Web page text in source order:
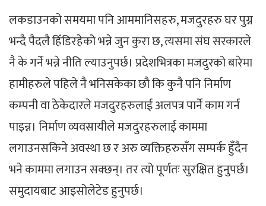
लकडाउनको समयमा पनि आममानिसहरु, मजदुरहरु घर पुग्न
भन्दै पैदलै हिँडिरहेको भन्ने जुन कुरा छ, त्यसमा संघ सरकारले
नै के गर्ने भन्ने नीति ल्याउनुपर्छ। प्रदेशभित्रका मजदुरको बारेमा
हामीहरुले पहिले नै भनिसकेका छौ कि कुनै पनि निर्माण
कम्पनी वा ठेकेदारले मजदुरहरुलाई अलपत्र पार्ने काम गर्न
पाइन्न। निर्माण व्यवसायीले मजदुरहरुलाई काममा
लगाउनसकिने अवस्था छ र अरु व्यक्तिहरुसँग सम्पर्क हुँदैन
भने काममा लगाउन सक्छन्। तर त्यो पूर्णतः सुरक्षित हुनुपर्छ।
समुदायबाट आइसोलेटेड हुनुपर्छ।